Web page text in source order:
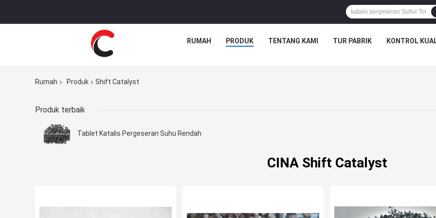
RUMAH PRODUK TENTANG KAMI TUR PABRIK KONTROL
Rumah Produk Shift Catalyst
Produk terbaik
Tablet Katalis Pergeseran Suhu Rendah
CINA Shift Catalyst